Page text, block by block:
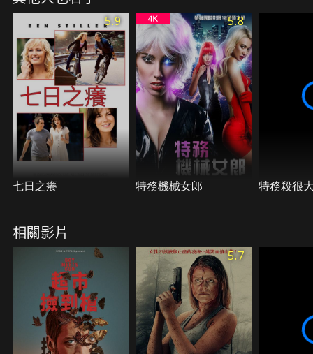
是，在追殺喬莫瑞利的路上，飛舞著令人臉紅的粉紅
色泡泡…
5.9
七日之癢
5.8
特務機械女郎 特務殺很
相關影片
5.7